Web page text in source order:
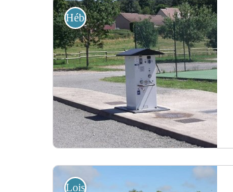
Hébergements
Loisirs et activités